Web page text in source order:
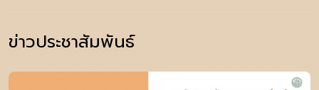
ข่าวประชาสัมพันธ์